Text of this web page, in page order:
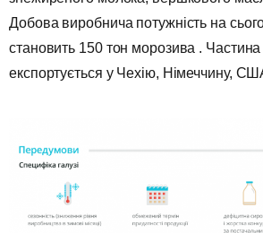
Добова виробнича потужність на
становить 150 тон морозива . Частина
експортується у Чехію, Німеччину,